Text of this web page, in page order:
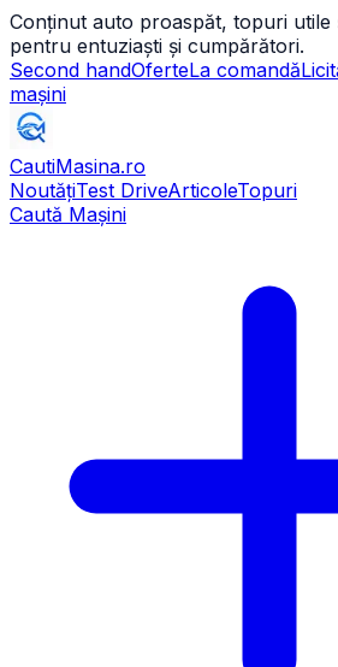
Conținut auto proaspăt, topuri utile
pentru entuziaști și cumpărători.
Second handOferteLa comandă
mașini
CautiMasina.ro
NoutățiTest DriveArticoleTopuri
Caută Mașini